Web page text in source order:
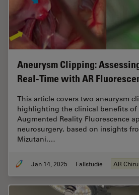
Aneurysm Clipping:
Real-Time with AR
This article covers two aneurysm
highlighting the clinical benefits of
Augmented Reality Fluorescence
neurosurgery, based on insights
Mizutani,…
Jan 14, 2025 Fallstudie AR